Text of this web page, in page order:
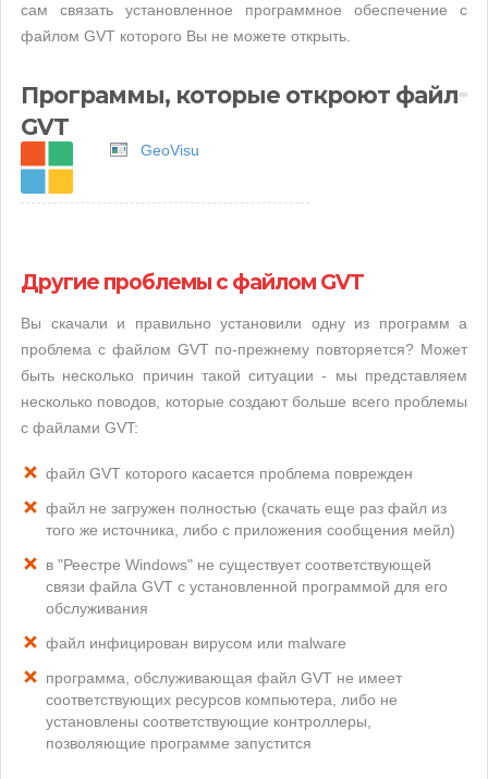
сам связать установленное программное обеспечение с
файлом GVT которого Вы не можете открыть.
Программы, которые откроют файл
GVT
GeoVisu
Другие проблемы с файлом GVT
Вы скачали и правильно установили одну из программ а
проблема с файлом GVT по-прежнему повторяется? Может
быть несколько причин такой ситуации - мы представляем
несколько поводов, которые создают больше всего проблемы
с файлами GVT:
файл GVT которого касается проблема поврежден
файл не загружен полностью (скачать еще раз файл из
того же источника, либо с приложения сообщения мейл)
в "Реестре Windows" не существует соответствующей
связи файла GVT с установленной программой для его
обслуживания
файл инфицирован вирусом или malware
программа, обслуживающая файл GVT не имеет
соответствующих ресурсов компьютера, либо не
установлены соответствующие контроллеры,
позволяющие программе запустится